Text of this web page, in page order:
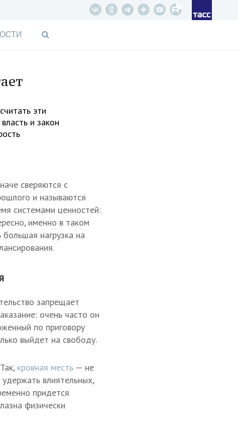
эти
и закон
сверяются с
и называются
системами ценностей:
именно в таком
нагрузка на
запрещает
очень часто он
по приговору
выйдет на свободу.
кровная месть — не
влиятельных,
придется
физически